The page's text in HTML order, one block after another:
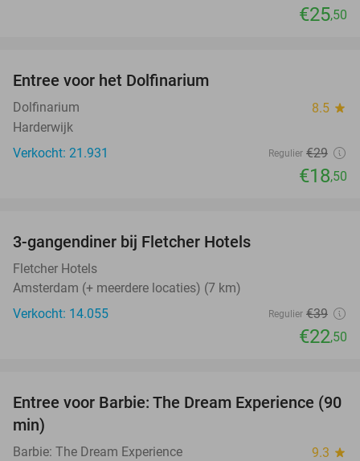
€25,50
Entree voor het Dolfinarium
Dolfinarium 8.5 star
Harderwijk
Verkocht: 21.931
Regulier €29
€18,50
3-gangendiner bij Fletcher Hotels
Fletcher Hotels
Amsterdam (+ meerdere locaties) (7 km)
Verkocht: 14.055
Regulier €39
€22,50
30%
Entree voor Barbie: The Dream Experience (90
min)
Barbie: The Dream Experience 9.3 star